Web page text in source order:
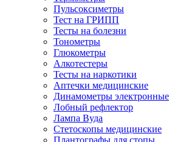
Пульсоксиметры
Тест на ГРИПП
Тесты на болезни
Тонометры
Глюкометры
Алкотестеры
Тесты на наркотики
Аптечки медицинские
Динамометры электронные
Лобный рефлектор
Лампа Вуда
Стетоскопы медицинские
Плантографы для стопы